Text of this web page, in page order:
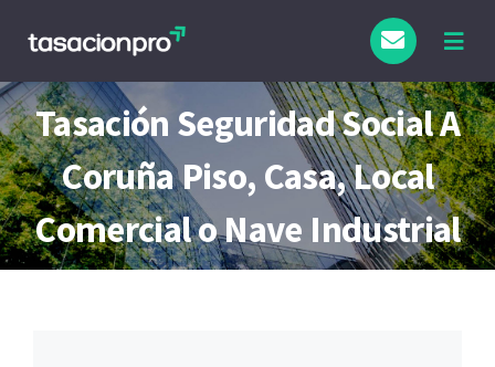
contenido
Tipo de Inmueble
Finalidad
Blog
Tasación Seguridad Social A
Coruña Piso, Casa, Local
Comercial o Nave Industrial